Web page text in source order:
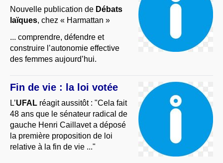
Nouvelle publication de Débats
laïques, chez « Harmattan »
... comprendre, défendre et
construire l’autonomie effective
des femmes aujourd’hui.
Fin de vie : la loi votée
L’UFAL réagit aussitôt : "Cela fait
48 ans que le sénateur radical de
gauche Henri Caillavet a déposé
la première proposition de loi
relative à la fin de vie ..."